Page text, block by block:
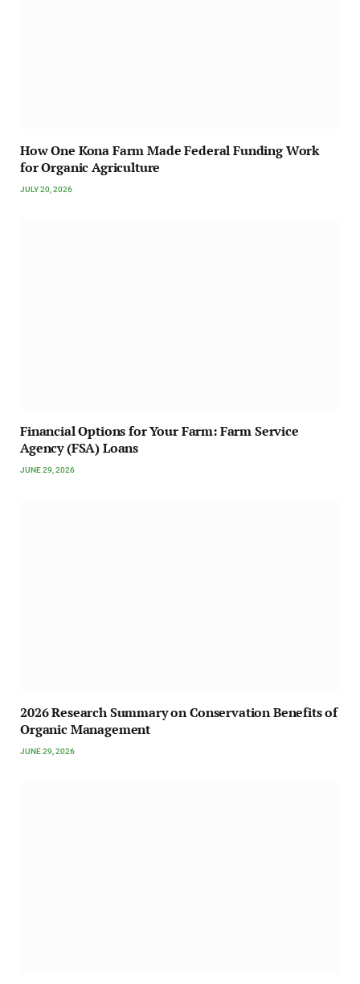
How One Kona Farm Made Federal Funding Work
for Organic Agriculture
JULY 20, 2026
Financial Options for Your Farm: Farm Service
Agency (FSA) Loans
JUNE 29, 2026
2026 Research Summary on Conservation Benefits of
Organic Management
JUNE 29, 2026